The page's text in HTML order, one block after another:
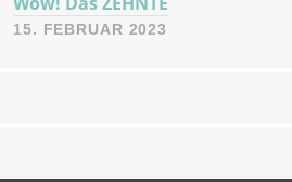
15. FEBRUAR 2023